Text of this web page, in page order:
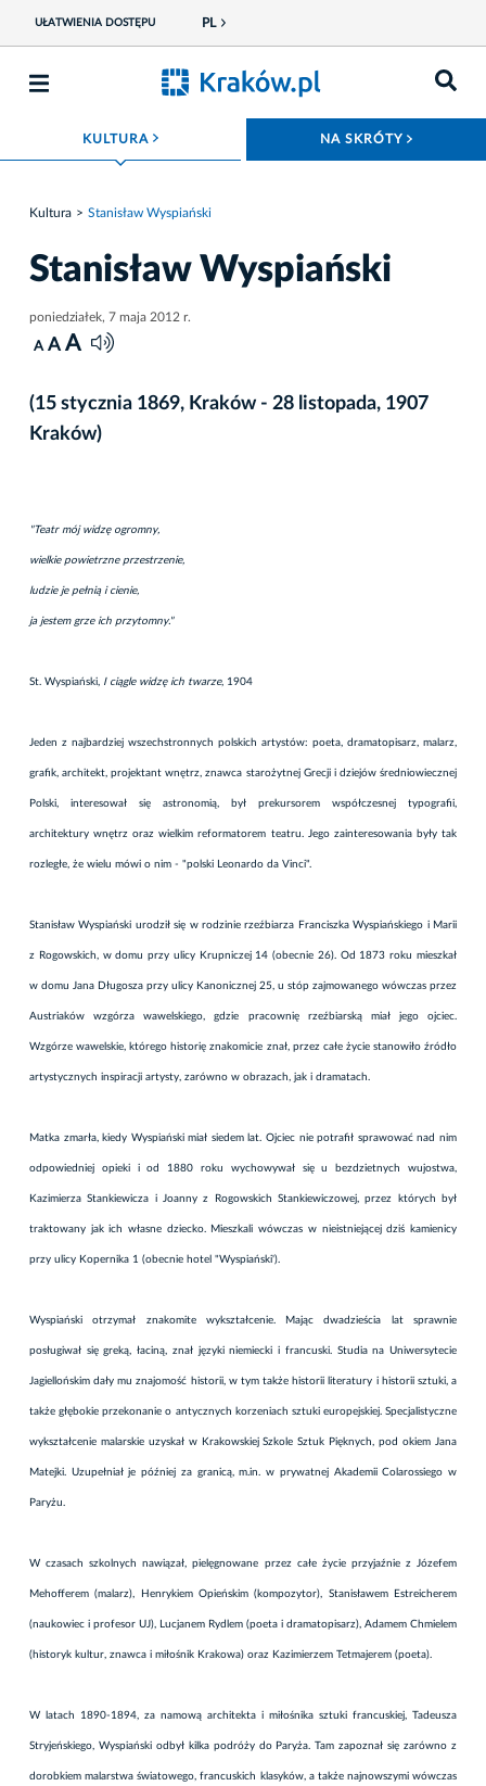
UŁATWIENIA DOSTĘPU PL
KULTURA ROZWIŃ MENU NA SKRÓTY
Kultura Stanisław Wyspiański
Stanisław Wyspiański
poniedziałek, 7 maja 2012 r.
A A A
(15 stycznia 1869, Kraków - 28 listopada, 1907
Kraków)
"Teatr mój widzę ogromny,
wielkie powietrzne przestrzenie,
ludzie je pełnią i cienie,
ja jestem grze ich przytomny."
St. Wyspiański, I ciągle widzę ich twarze, 1904
Jeden z najbardziej wszechstronnych polskich artystów: poeta, dramatopisarz, malarz,
grafik, architekt, projektant wnętrz, znawca starożytnej Grecji i dziejów średniowiecznej
Polski, interesował się astronomią, był prekursorem współczesnej typografii,
architektury wnętrz oraz wielkim reformatorem teatru. Jego zainteresowania były tak
rozległe, że wielu mówi o nim - "polski Leonardo da Vinci".
Stanisław Wyspiański urodził się w rodzinie rzeźbiarza Franciszka Wyspiańskiego i Marii
z Rogowskich, w domu przy ulicy Krupniczej 14 (obecnie 26). Od 1873 roku mieszkał
w domu Jana Długosza przy ulicy Kanonicznej 25, u stóp zajmowanego wówczas przez
Austriaków wzgórza wawelskiego, gdzie pracownię rzeźbiarską miał jego ojciec.
Wzgórze wawelskie, którego historię znakomicie znał, przez całe życie stanowiło źródło
artystycznych inspiracji artysty, zarówno w obrazach, jak i dramatach.
Matka zmarła, kiedy Wyspiański miał siedem lat. Ojciec nie potrafił sprawować nad nim
odpowiedniej opieki i od 1880 roku wychowywał się u bezdzietnych wujostwa,
Kazimierza Stankiewicza i Joanny z Rogowskich Stankiewiczowej, przez których był
traktowany jak ich własne dziecko. Mieszkali wówczas w nieistniejącej dziś kamienicy
przy ulicy Kopernika 1 (obecnie hotel "Wyspiański').
Wyspiański otrzymał znakomite wykształcenie. Mając dwadzieścia lat sprawnie
posługiwał się greką, łaciną, znał języki niemiecki i francuski. Studia na Uniwersytecie
Jagiellońskim dały mu znajomość historii, w tym także historii literatury i historii sztuki, a
także głębokie przekonanie o antycznych korzeniach sztuki europejskiej. Specjalistyczne
wykształcenie malarskie uzyskał w Krakowskiej Szkole Sztuk Pięknych, pod okiem Jana
Matejki. Uzupełniał je później za granicą, m.in. w prywatnej Akademii Colarossiego w
Paryżu.
W czasach szkolnych nawiązał, pielęgnowane przez całe życie przyjaźnie z Józefem
Mehofferem (malarz), Henrykiem Opieńskim (kompozytor), Stanisławem Estreicherem
(naukowiec i profesor UJ), Lucjanem Rydlem (poeta i dramatopisarz), Adamem Chmielem
(historyk kultur, znawca i miłośnik Krakowa) oraz Kazimierzem Tetmajerem (poeta).
W latach 1890-1894, za namową architekta i miłośnika sztuki francuskiej, Tadeusza
Stryjeńskiego, Wyspiański odbył kilka podróży do Paryża. Tam zapoznał się zarówno z
dorobkiem malarstwa światowego, francuskich klasyków, a także najnowszymi wówczas